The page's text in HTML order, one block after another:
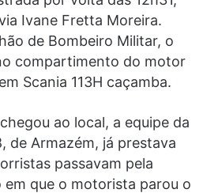
Ivane Fretta Moreira.
de Bombeiro Militar, o
compartimento do motor
Scania 113H caçamba.
ao local, a equipe da
de Armazém, já prestava
passavam pela
que o motorista parou o